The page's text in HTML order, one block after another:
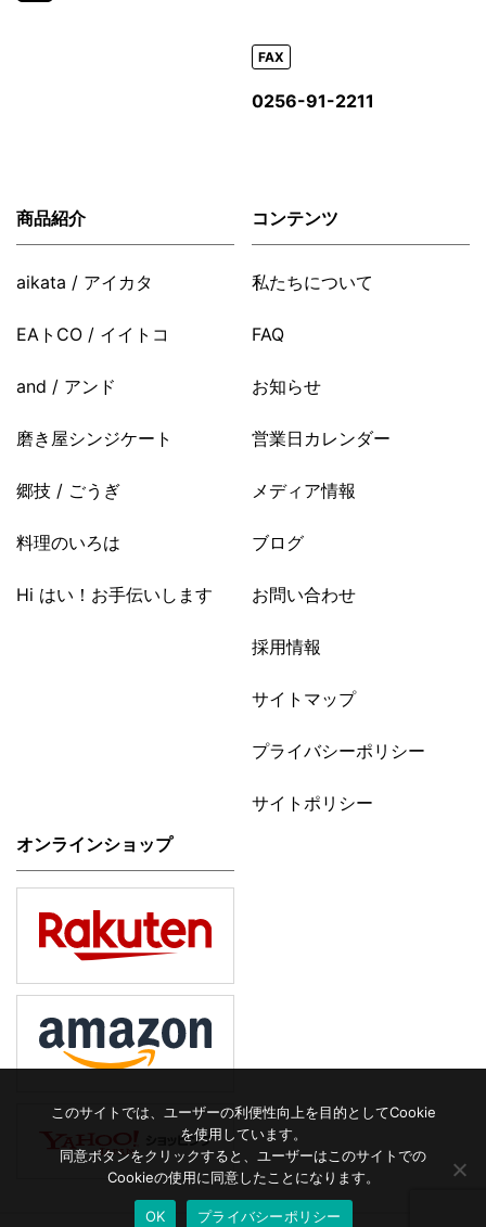
FAX
0256-91-2211
商品紹介
aikata / アイカタ
EAトCO / イイトコ
and / アンド
磨き屋シンジケート
郷技 / ごうぎ
料理のいろは
Hi はい！お手伝いします
コンテンツ
私たちについて
FAQ
お知らせ
営業日カレンダー
メディア情報
ブログ
お問い合わせ
採用情報
サイトマップ
プライバシーポリシー
サイトポリシー
オンラインショップ
このサイトでは、ユーザーの利便性向上を目的としてCookie
を使用しています。
同意ボタンをクリックすると、ユーザーはこのサイトでの
Cookieの使用に同意したことになります。
OK プライバシーポリシー